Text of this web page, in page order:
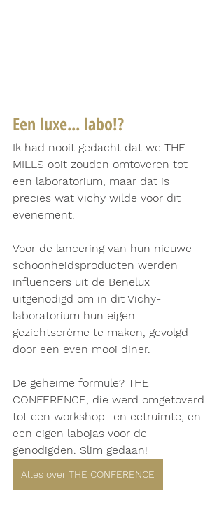
Een luxe... labo!?
Ik had nooit gedacht dat we THE
MILLS ooit zouden omtoveren tot
een laboratorium, maar dat is
precies wat Vichy wilde voor dit
evenement.
Voor de lancering van hun nieuwe
schoonheidsproducten werden
influencers uit de Benelux
uitgenodigd om in dit Vichy-
laboratorium hun eigen
gezichtscrème te maken, gevolgd
door een even mooi diner.
De geheime formule? THE
CONFERENCE, die werd omgetoverd
tot een workshop- en eetruimte, en
een eigen labojas voor de
genodigden. Slim gedaan!
Alles over THE CONFERENCE